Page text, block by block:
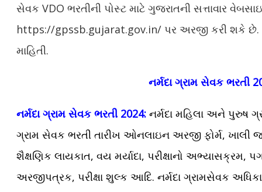
સેવક VDO ભરતીની પોસ્ટ માટે ગુજરાતની સત્તાવાર
https://gpssb.gujarat.gov.in/ પર અરજી કરી શકે છે.
માહિતી.
નર્મદા ગ્રામ સેવક ભરતી
નર્મદા ગ્રામ સેવક ભરતી 2024: નર્મદા મહિલા અને પુરુષ
ગ્રામ સેવક ભરતી તારીખ ઓનલાઇન અરજી ફોર્મ, ખાલી
શૈક્ષણિક લાયકાત, વય મર્યાદા, પરીક્ષાનો અભ્યાસક્રમ,
અરજીપત્રક, પરીક્ષા શુલ્ક આદિ. નર્મદા ગ્રામસેવક